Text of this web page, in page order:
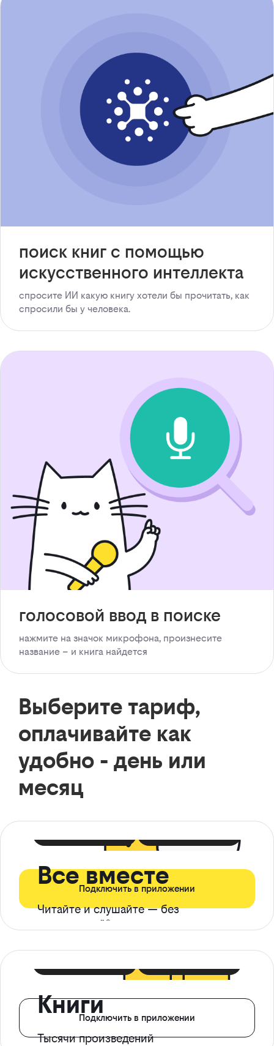
поиск книг с помощью
искусственного интеллекта
спросите ИИ какую книгу хотели бы прочитать, как
спросили бы у человека.
голосовой ввод в поиске
нажмите на значок микрофона, произнесите
название – и книга найдется
Выберите тариф,
оплачивайте как
удобно - день или
месяц
Все вместе
Читайте и слушайте — без
ограничений*
Подключить в приложении
Книги
Тысячи произведений
Подключить в приложении